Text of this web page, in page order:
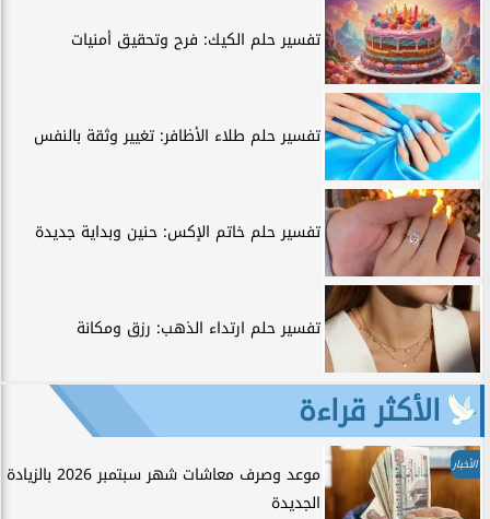
تفسير حلم الكيك: فرح وتحقيق أمنيات
تفسير حلم طلاء الأظافر: تغيير وثقة بالنفس
تفسير حلم خاتم الإكس: حنين وبداية جديدة
تفسير حلم ارتداء الذهب: رزق ومكانة
الأكثر قراءة
الأخبار
موعد وصرف معاشات شهر سبتمبر 2026 بالزيادة
الجديدة